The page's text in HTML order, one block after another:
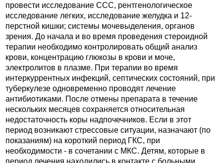
провести исследование ССС, рентгенологическое
исследование легких, исследование желудка и 12-
перстной кишки; системы мочевыделения, органов
зрения. До начала и во время проведения стероидной
терапии необходимо контролировать общий анализ
крови, концентрацию глюкозы в крови и моче,
электролитов в плазме. При терапии во время
интеркуррентных инфекций, септических состояний, при
туберкулезе одновременно проводят лечение
антибиотиками. После отмены препарата в течение
нескольких месяцев сохраняется относительная
недостаточность коры надпочечников. Если в этот
период возникают стрессовые ситуации, назначают (по
показаниям) на короткий период ГКС, при
необходимости - в сочетании с МКС. Детям, которые в
период лечения находились в контакте с больными